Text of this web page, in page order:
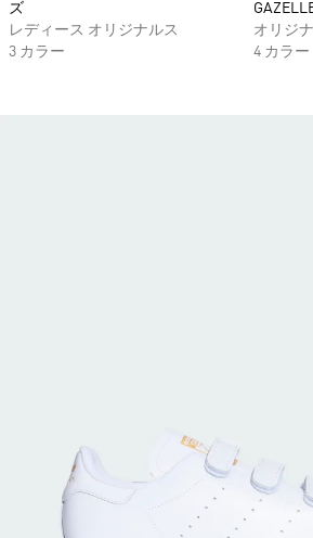
ズ
レディース オリジナルス
3 カラー
オリジ
4 カラー